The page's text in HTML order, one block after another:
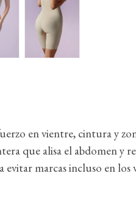
en vientre, cintura y
que alisa el abdomen y
marcas incluso en los